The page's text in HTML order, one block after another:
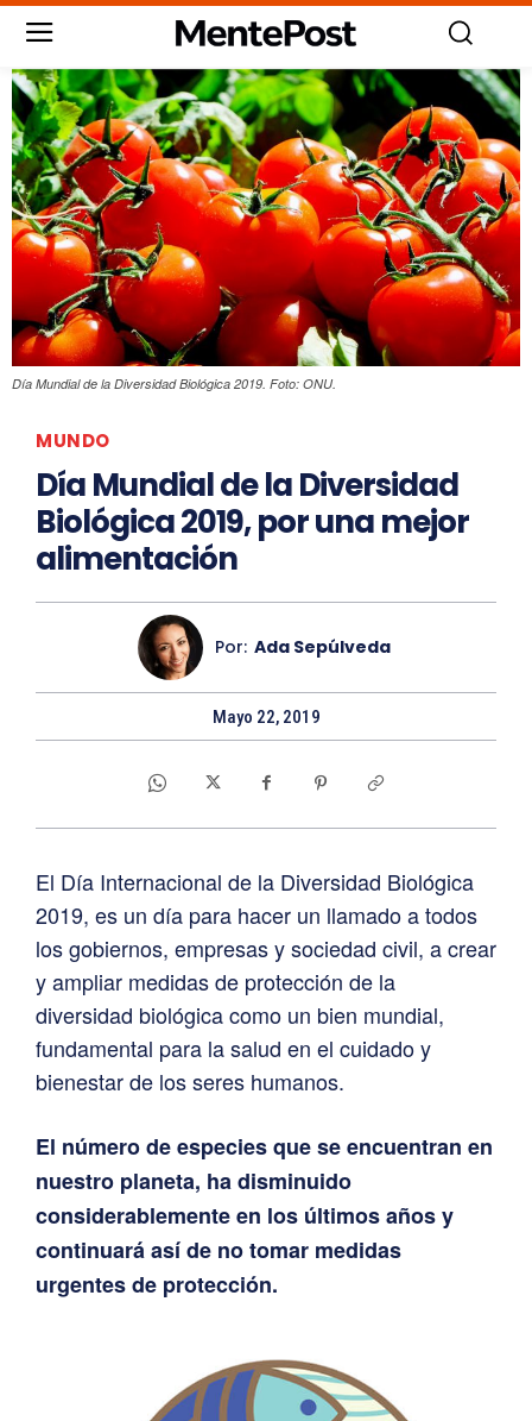
Día Mundial de la Diversidad Biológica 2019. Foto: ONU.
MUNDO
Día Mundial de la Diversidad
Biológica 2019, por una mejor
alimentación
Por: Ada Sepúlveda
Mayo 22, 2019
El Día Internacional de la Diversidad Biológica
2019, es un día para hacer un llamado a todos
los gobiernos, empresas y sociedad civil, a crear
y ampliar medidas de protección de la
diversidad biológica como un bien mundial,
fundamental para la salud en el cuidado y
bienestar de los seres humanos.
El número de especies que se encuentran en
nuestro planeta, ha disminuido
considerablemente en los últimos años y
continuará así de no tomar medidas
urgentes de protección.